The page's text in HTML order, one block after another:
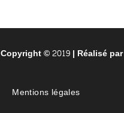
© 2019 | Réalisé par
Mentions légales